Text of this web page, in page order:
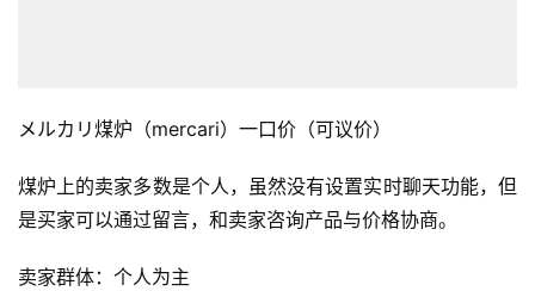
メルカリ煤炉（mercari）一口价（可议价）
煤炉上的卖家多数是个人，虽然没有设置实时聊天功能，但
是买家可以通过留言，和卖家咨询产品与价格协商。
卖家群体：个人为主